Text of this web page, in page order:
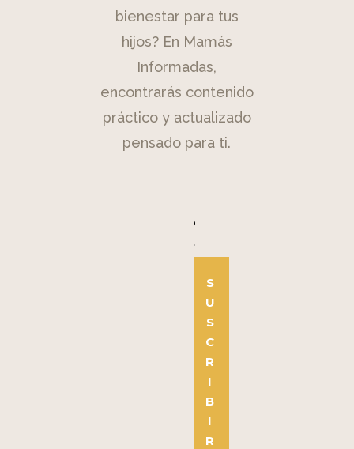
bienestar para tus
hijos? En Mamás
Informadas,
encontrarás contenido
práctico y actualizado
pensado para ti.
S
U
S
C
R
I
B
I
R